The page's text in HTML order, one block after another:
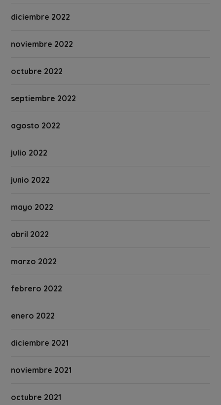
diciembre 2022
noviembre 2022
octubre 2022
septiembre 2022
agosto 2022
julio 2022
junio 2022
mayo 2022
abril 2022
marzo 2022
febrero 2022
enero 2022
diciembre 2021
noviembre 2021
octubre 2021